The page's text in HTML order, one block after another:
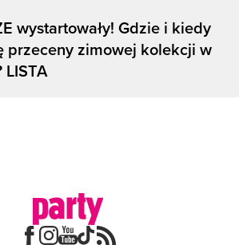
wystartowały! Gdzie i kiedy
przeceny zimowej kolekcji w